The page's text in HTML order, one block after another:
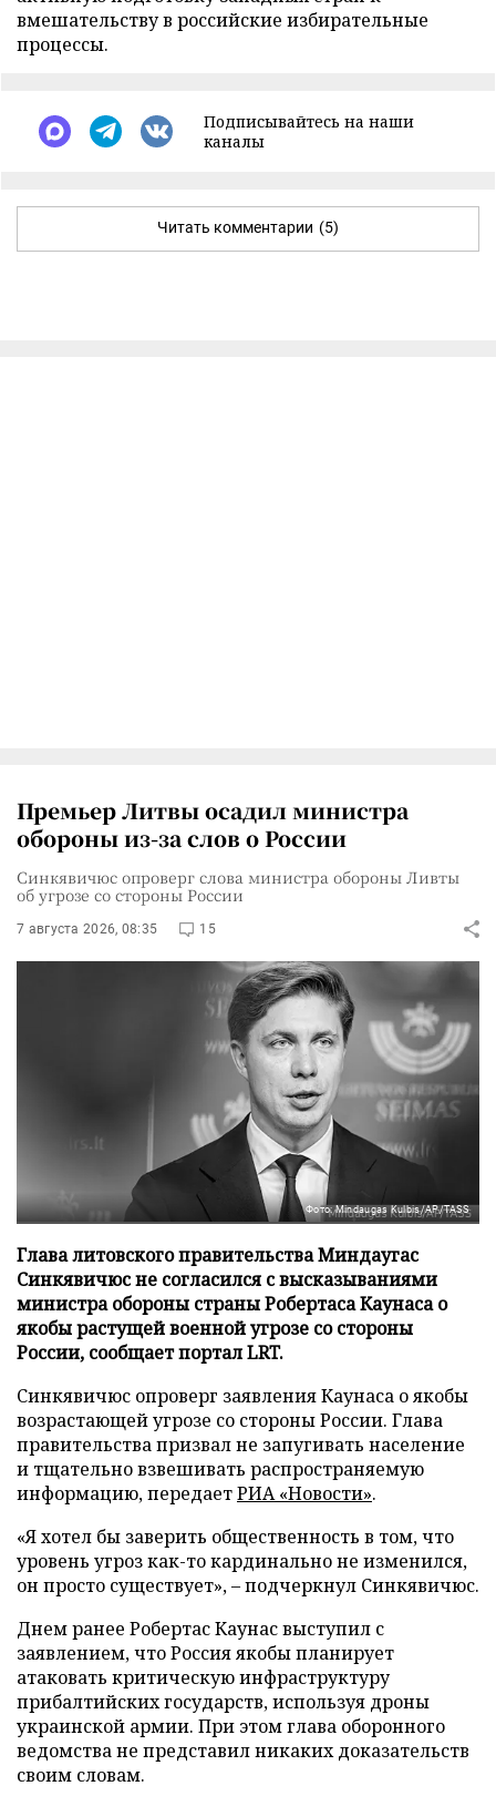
вмешательству в российские избирательные
процессы.
Подписывайтесь на наши
каналы
Читать комментарии (5)
Премьер Литвы осадил министра
обороны из-за слов о России
Синкявичюс опроверг слова министра обороны Ливты
об угрозе со стороны России
7 августа 2026, 08:35 15
Фото: Mindaugas Kulbis/AP/TASS
Глава литовского правительства Миндаугас
Синкявичюс не согласился с высказываниями
министра обороны страны Робертаса Каунаса о
якобы растущей военной угрозе со стороны
России, сообщает портал LRT.
Синкявичюс опроверг заявления Каунаса о якобы
возрастающей угрозе со стороны России. Глава
правительства призвал не запугивать население
и тщательно взвешивать распространяемую
информацию, передаетРИА «Новости».
«Я хотел бы заверить общественность в том, что
уровень угроз как-то кардинально не изменился,
он просто существует», – подчеркнул Синкявичюс.
Днем ранее Робертас Каунас выступил с
заявлением, что Россия якобы планирует
атаковать критическую инфраструктуру
прибалтийских государств, используя дроны
украинской армии. При этом глава оборонного
ведомства не представил никаких доказательств
своим словам.